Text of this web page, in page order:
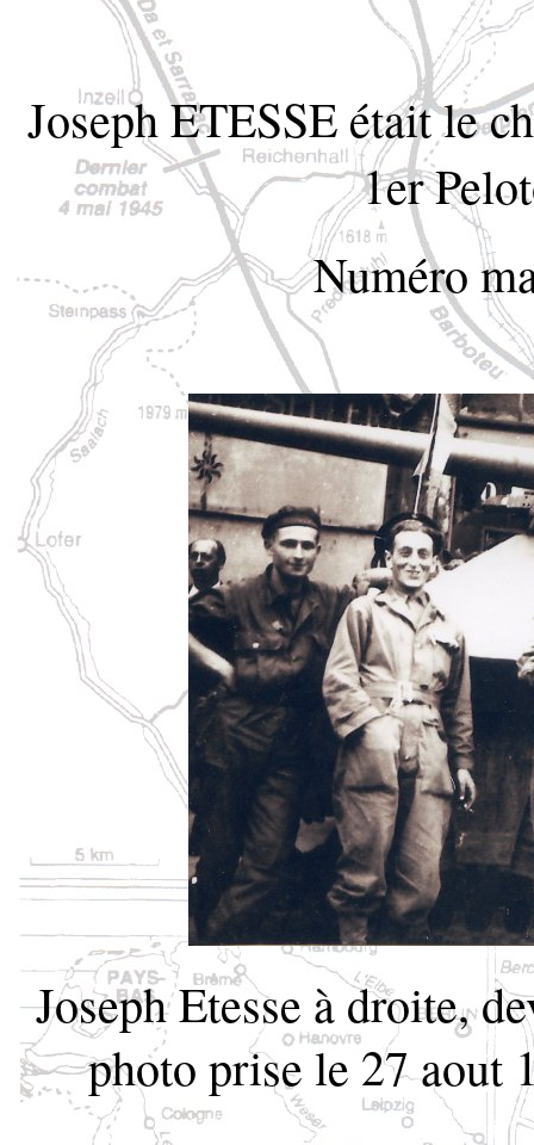
Joseph ETESSE était le
1er
Numéro
Joseph Etesse à droite,
photo prise le 27 aout